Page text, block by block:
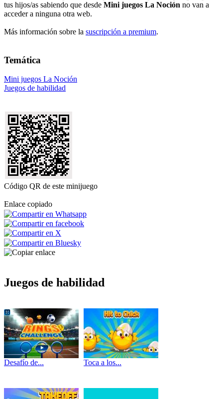
tus hijos/as sabiendo que desde Mini juegos La Noción no van a
acceder a ninguna otra web.
Más información sobre la suscripción a premium.
Temática
Mini juegos La Noción
Juegos de habilidad
Código QR de este minijuego
Enlace copiado
Juegos de habilidad
Desafío de... Toca a los...